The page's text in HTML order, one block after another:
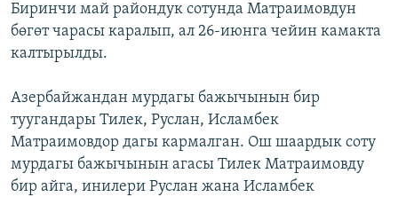
Биринчи май райондук сотунда Матраимовдун
бөгөт чарасы каралып, ал 26-июнга чейин камакта
калтырылды.
Азербайжандан мурдагы бажычынын бир
туугандары Тилек, Руслан, Исламбек
Матраимовдор дагы кармалган. Ош шаардык соту
мурдагы бажычынын агасы Тилек Матраимовду
бир айга, инилери Руслан жана Исламбек